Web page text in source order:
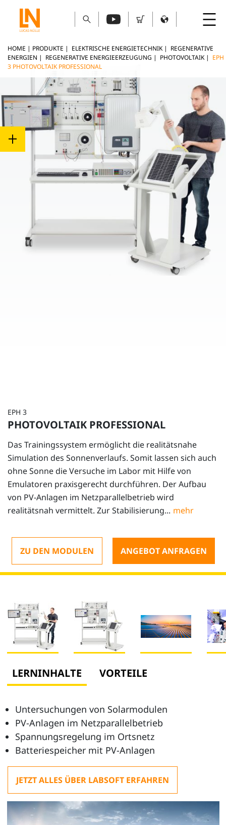
HOME | PRODUKTE | ELEKTRISCHE ENERGIETECHNIK | REGENERATIVE
ENERGIEN | REGENERATIVE ENERGIEERZEUGUNG | PHOTOVOLTAIK | EPH
3 PHOTOVOLTAIK PROFESSIONAL
EPH 3
PHOTOVOLTAIK PROFESSIONAL
Das Trainingssystem ermöglicht die realitätsnahe
Simulation des Sonnenverlaufs. Somit lassen sich auch
ohne Sonne die Versuche im Labor mit Hilfe von
Emulatoren praxisgerecht durchführen. Der Aufbau
von PV-Anlagen im Netzparallelbetrieb wird
realitätsnah vermittelt. Zur Stabilisierung...
ZU DEN MODULEN ANGEBOT ANFRAGEN
LERNINHALTE VORTEILE
Untersuchungen von Solarmodulen
PV-Anlagen im Netzparallelbetrieb
Spannungsregelung im Ortsnetz
Batteriespeicher mit PV-Anlagen
JETZT ALLES ÜBER LABSOFT ERFAHREN